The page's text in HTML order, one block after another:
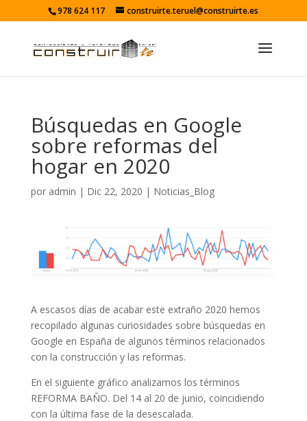
978 624 117 construirte.teruel@construirte.es
Búsquedas en Google
sobre reformas del
hogar en 2020
por admin | Dic 22, 2020 | Noticias_Blog
A escasos días de acabar este extraño 2020 hemos
recopilado algunas curiosidades sobre búsquedas en
Google en España de algunos términos relacionados
con la construcción y las reformas.
En el siguiente gráfico analizamos los términos
REFORMA BAÑO. Del 14 al 20 de junio, coincidiendo
con la última fase de la desescalada.